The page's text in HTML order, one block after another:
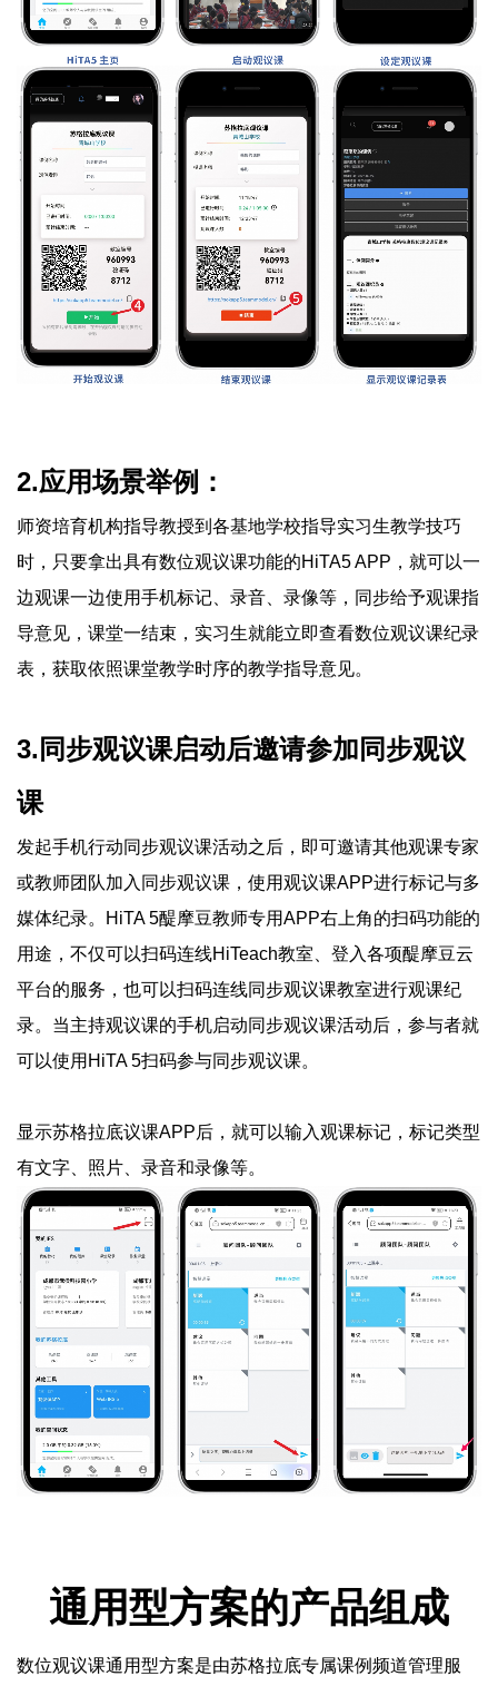
2.应用场景举例：
师资培育机构指导教授到各基地学校指导实习生教学技巧
时，只要拿出具有数位观议课功能的HiTA5 APP，就可以一
边观课一边使用手机标记、录音、录像等，同步给予观课指
导意见，课堂一结束，实习生就能立即查看数位观议课纪录
表，获取依照课堂教学时序的教学指导意见。
3.同步观议课启动后邀请参加同步观议
课
发起手机行动同步观议课活动之后，即可邀请其他观课专家
或教师团队加入同步观议课，使用观议课APP进行标记与多
媒体纪录。HiTA 5醍摩豆教师专用APP右上角的扫码功能的
用途，不仅可以扫码连线HiTeach教室、登入各项醍摩豆云
平台的服务，也可以扫码连线同步观议课教室进行观课纪
录。当主持观议课的手机启动同步观议课活动后，参与者就
可以使用HiTA 5扫码参与同步观议课。
显示苏格拉底议课APP后，就可以输入观课标记，标记类型
有文字、照片、录音和录像等。
通用型方案的产品组成
数位观议课通用型方案是由苏格拉底专属课例频道管理服